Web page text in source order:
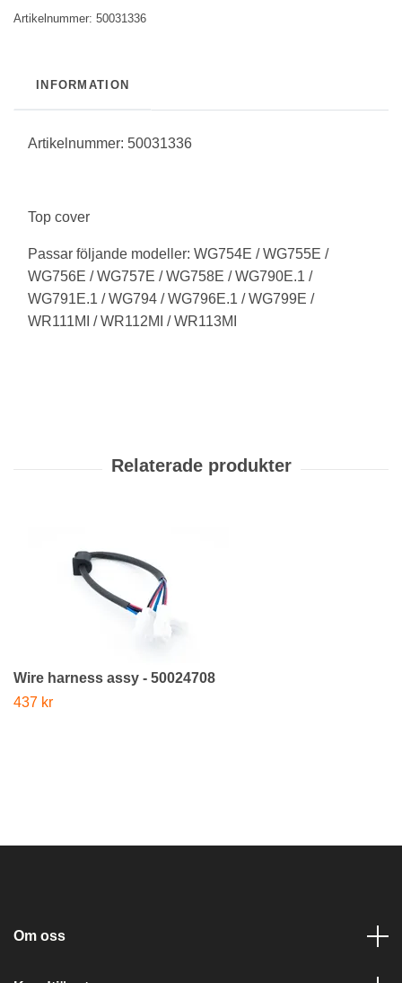
Artikelnummer: 50031336
INFORMATION
Artikelnummer: 50031336
Top cover
Passar följande modeller: WG754E / WG755E /
WG756E / WG757E / WG758E / WG790E.1 /
WG791E.1 / WG794 / WG796E.1 / WG799E /
WR111MI / WR112MI / WR113MI
Wire harness assy - 50024708
437 kr
Om oss